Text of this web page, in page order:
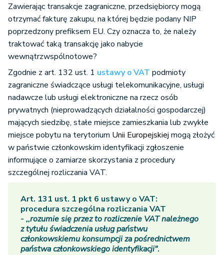
Zawierając transakcje zagraniczne, przedsiębiorcy mogą
otrzymać fakturę zakupu, na której będzie podany NIP
poprzedzony prefiksem EU. Czy oznacza to, że należy
traktować taką transakcję jako nabycie
wewnątrzwspólnotowe?
Zgodnie z art. 132 ust. 1 ustawy o VAT podmioty
zagraniczne świadczące usługi telekomunikacyjne, usługi
nadawcze lub usługi elektroniczne na rzecz osób
prywatnych (nieprowadzących działalności gospodarczej)
mających siedzibę, stałe miejsce zamieszkania lub zwykłe
miejsce pobytu na terytorium Unii Europejskiej mogą złożyć
w państwie członkowskim identyfikacji zgłoszenie
informujące o zamiarze skorzystania z procedury
szczególnej rozliczania VAT.
Art. 131 ust. 1 pkt 6 ustawy o VAT:
procedura szczególna rozliczania VAT
- ,,rozumie się przez to rozliczenie VAT należnego
z tytułu świadczenia usług państwu
członkowskiemu konsumpcji za pośrednictwem
państwa członkowskiego identyfikacji".